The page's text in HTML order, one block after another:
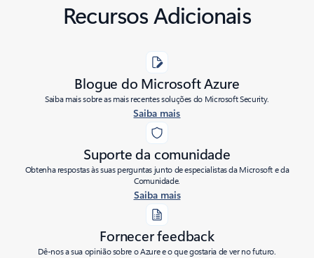
Recursos Adicionais
Blogue do Microsoft Azure
Saiba mais sobre as mais recentes soluções do Microsoft Security.
Saiba mais
Suporte da comunidade
Obtenha respostas às suas perguntas junto de especialistas da Microsoft e da
Comunidade.
Saiba mais
Fornecer feedback
Dê-nos a sua opinião sobre o Azure e o que gostaria de ver no futuro.